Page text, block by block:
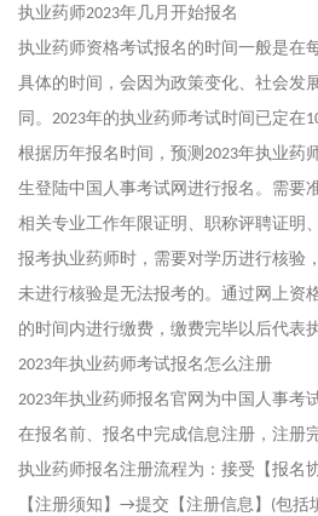
执业药师2023年几月开始报名
执业药师资格考试报名的时间一般是在
具体的时间，会因为政策变化、社会发
同。 2023年的执业药师考试时间已定在
根据历年报名时间，预测 2023年执业药
生登陆中国人事考试网进行报名。需要
相关专业工作年限证明、职称评聘证明
报考执业药师时，需要对学历进行核验
未进行核验是无法报考的。通过网上资
的时间内进行缴费，缴费完毕以后代表
2023年执业药师考试报名怎么注册
2023年执业药师报名官网为中国人事考
在报名前、报名中完成信息注册，注册
执业药师报名注册流程为：接受【报名协
【注册须知】 →提交【注册信息】 (包括